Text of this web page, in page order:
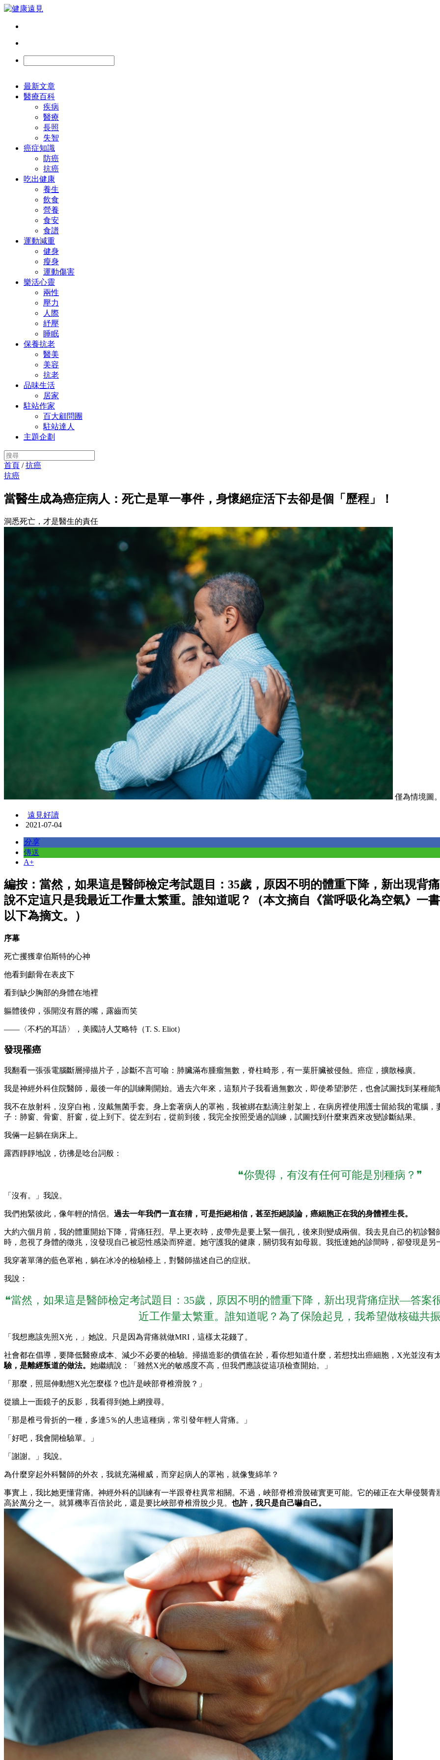
最新文章
醫療百科
疾病
醫療
長照
失智
癌症知識
防癌
抗癌
吃出健康
養生
飲食
營養
食安
食譜
運動減重
健身
瘦身
運動傷害
樂活心靈
兩性
壓力
人際
紓壓
睡眠
保養抗老
醫美
美容
抗老
品味生活
居家
駐站作家
百大顧問團
駐站達人
主題企劃
首頁 /抗癌
抗癌
當醫生成為癌症病人：死亡是單一事件，身懷絕症活下去卻是個「歷程」！
洞悉死亡，才是醫生的責任
僅為情境圖
遠見好讀
2021-07-04
分享
傳送
A+
編按：當然，如果這是醫師檢定考試題目：35歲，原因不明的體重下降，新出現背
說不定這只是我最近工作量太繁重。誰知道呢？（本文摘自《當呼吸化為空氣》一
以下為摘文。）
序幕
死亡攫獲韋伯斯特的心神
他看到顱骨在表皮下
看到缺少胸部的身體在地裡
軀體後仰，張開沒有唇的嘴，露齒而笑
——〈不朽的耳語〉，美國詩人艾略特（T. S. Eliot）
發現罹癌
我翻看一張張電腦斷層掃描片子，診斷不言可喻：肺臟滿布腫瘤無數，脊柱畸形，有一葉肝臟被侵蝕。癌症，擴散極廣。
我是神經外科住院醫師，最後一年的訓練剛開始。過去六年來，這類片子我看過無數次，即使希望渺茫，也會試圖找到某種能
我不在放射科，沒穿白袍，沒戴無菌手套。身上套著病人的罩袍，我被綁在點滴注射架上，在病房裡使用護士留給我的電腦
子：肺窗、骨窗、肝窗，從上到下。從左到右，從前到後，我完全按照受過的訓練，試圖找到什麼東西來改變診斷結果。
我倆一起躺在病床上。
露西靜靜地說，彷彿是唸台詞般：
❝你覺得，有沒有任何可能是別種病？❞
「沒有。」我說。
我們抱緊彼此，像年輕的情侶。 過去一年我們一直在猜，可是拒絕相信，甚至拒絕談論，癌細胞正在我的身體裡生長。
大約六個月前，我的體重開始下降，背痛狂烈。早上更衣時，皮帶先是要上緊一個孔，後來則變成兩個。我去見自己的初診
時，忽視了身體的徵兆，沒發現自己被惡性感染而猝逝。她守護我的健康，關切我有如母親。我抵達她的診間時，卻發現是另
我穿著單薄的藍色罩袍，躺在冰冷的檢驗檯上，對醫師描述自己的症狀。
我說：
❝當然，如果這是醫師檢定考試題目：35歲，原因不明的體重下降，新出現背痛症狀—答案
近工作量太繁重。誰知道呢？為了保險起見，我希望做核磁共
「我想應該先照X光，」她說。只是因為背痛就做MRI，這樣太花錢了。
社會都在倡導，要降低醫療成本、減少不必要的檢驗。掃描造影的價值在於，看你想知道什麼，若想找出癌細胞，X光並沒有太
驗，是離經叛道的做法。 她繼續說：「雖然X光的敏感度不高，但我們應該從這項檢查開始。」
「那麼，照屈伸動態X光怎麼樣？也許是峽部脊椎滑脫？」
從牆上一面鏡子的反影，我看得到她上網搜尋。
「那是椎弓骨折的一種，多達5％的人患這種病，常引發年輕人背痛。」
「好吧，我會開檢驗單。」
「謝謝。」我說。
為什麼穿起外科醫師的外衣，我就充滿權威，而穿起病人的罩袍，就像隻綿羊？
事實上，我比她更懂背痛。神經外科的訓練有一半跟脊柱異常相關。不過，峽部脊椎滑脫確實更可能。它的確正在大舉侵襲
高於萬分之一。就算機率百倍於此，還是要比峽部脊椎滑脫少見。 也許，我只是自己嚇自己。